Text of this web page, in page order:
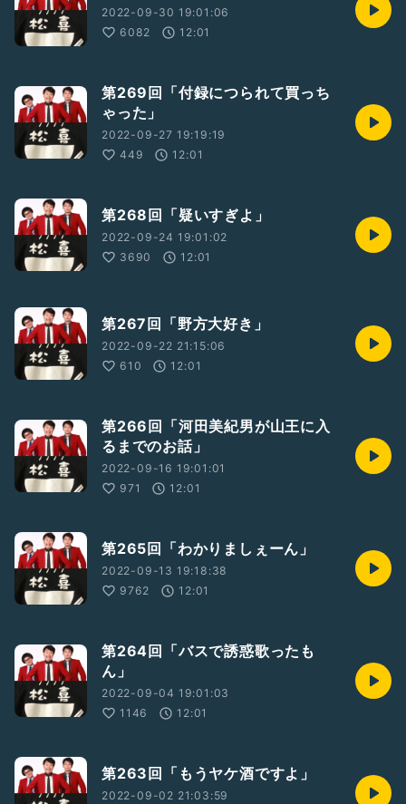
2022-09-30 19:01:06
6082
12:01
第269回「付録につられて買っち
ゃった」
2022-09-27 19:19:19
449
12:01
第268回「疑いすぎよ」
2022-09-24 19:01:02
3690
12:01
第267回「野方大好き」
2022-09-22 21:15:06
610
12:01
第266回「河田美紀男が山王に入
るまでのお話」
2022-09-16 19:01:01
971
12:01
第265回「わかりましぇーん」
2022-09-13 19:18:38
9762
12:01
第264回「バスで誘惑歌ったも
ん」
2022-09-04 19:01:03
1146
12:01
第263回「もうヤケ酒ですよ」
2022-09-02 21:03:59